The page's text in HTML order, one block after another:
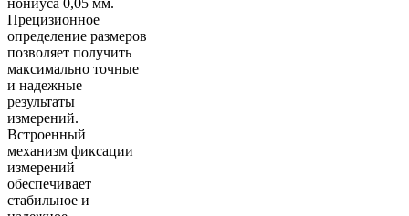
нониуса 0,05 мм.
Прецизионное
определение размеров
позволяет получить
максимально точные
и надежные
результаты
измерений.
Встроенный
механизм фиксации
измерений
обеспечивает
стабильное и